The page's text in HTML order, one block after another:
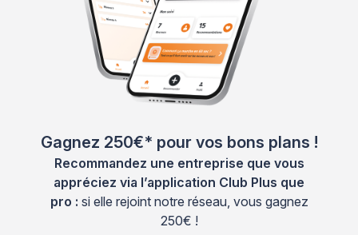
Gagnez 250€* pour vos bons plans !
Recommandez une entreprise que vous
appréciez via l’application Club Plus que
pro : si elle rejoint notre réseau, vous gagnez
250€ !